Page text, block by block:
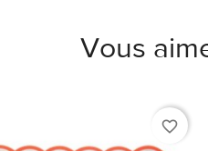
Vous
favorite_border